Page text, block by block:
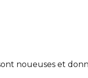
noueuses et